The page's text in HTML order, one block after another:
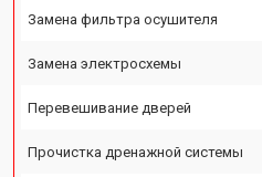
Замена фильтра осушителя
Замена электросхемы
Перевешивание дверей
Прочистка дренажной системы